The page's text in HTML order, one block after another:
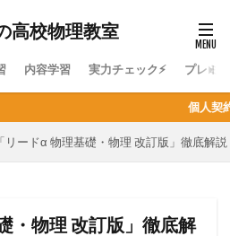
高校物理教室
内容学習 実力チェック⚡ プレミ
個人契約オンライン家庭教師の生
「リードα 物理基礎・物理 改訂版」徹底解
・物理 改訂版」徹底解